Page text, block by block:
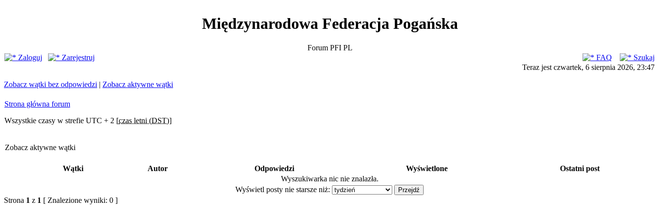
Międzynarodowa Federacja Pogańska
Forum PFI PL
Zaloguj
Zarejestruj FAQ
Szukaj
Teraz jest czwartek, 6 sierpnia 2026, 23:47
Zobacz wątki bez odpowiedzi | Zobacz aktywne wątki
Strona główna forum
Wszystkie czasy w strefie UTC + 2 [czas letni (DST)]
Zobacz aktywne wątki
Wątki Autor Odpowiedzi Wyświetlone
Ostatni post
Wyszukiwarka nic nie znalazła.
Wyświetl posty nie starsze niż:
Strona 1 z 1 [ Znalezione wyniki: 0 ]